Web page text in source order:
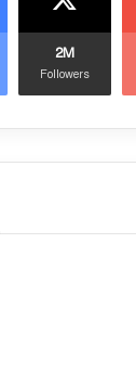
2M
Followers